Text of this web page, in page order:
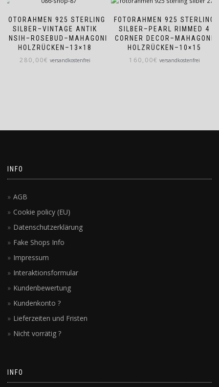
FOTORAHMEN 925 STERLING
SILBER–VINTAGE ANTIK
FINSIH–ROSEBUD–MAHAGONI
HOLZRÜCKEN–13×18
280,00€ versandkostenfrei
FOTORAHMEN 925 STERLING
SILBER–PEARL RIMMED 4
CORNER DECOR–MAHAGONI
HOLZRÜCKEN–10×15
160,00€ versandkostenfrei
INFO
AGB
Cookie policy (EU)
Datenschutzerklärung
Fake Shops Info
Impressum
Interaktionsformular
Kundenbewertung
Kundenkonto ?
Lieferzeiten und Fristen
Nicht vorrätig ?
INFO